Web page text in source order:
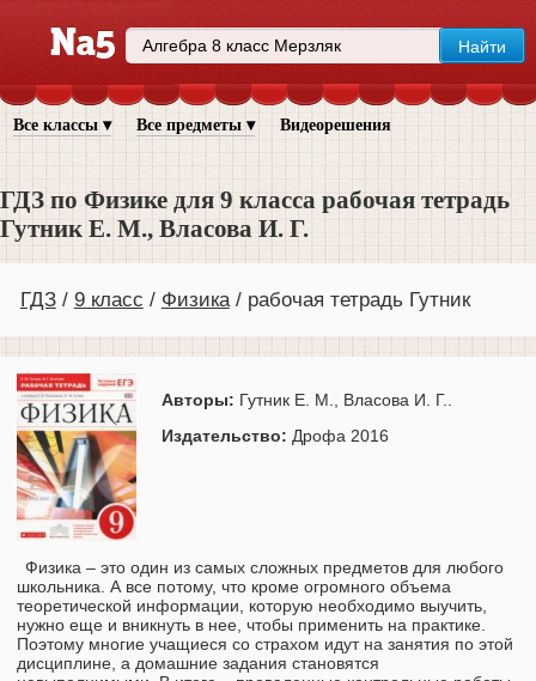
Все классы ▾ Все предметы ▾ Видеорешения
ГДЗ по Физике для 9 класса рабочая тетрадь
Гутник Е. М., Власова И. Г.
ГДЗ 9 класс Физика рабочая тетрадь Гутник
Авторы: Гутник Е. М., Власова И. Г..
Издательство: Дрофа 2016
Физика – это один из самых сложных предметов для любого
школьника. А все потому, что кроме огромного объема
теоретической информации, которую необходимо выучить,
нужно еще и вникнуть в нее, чтобы применить на практике.
Поэтому многие учащиеся со страхом идут на занятия по этой
дисциплине, а домашние задания становятся